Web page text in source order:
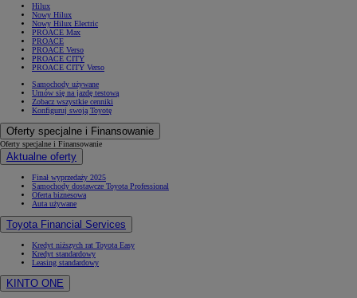
Hilux
Nowy Hilux
Nowy Hilux Electric
PROACE Max
PROACE
PROACE Verso
PROACE CITY
PROACE CITY Verso
Samochody używane
Umów się na jazdę testową
Zobacz wszystkie cenniki
Konfiguruj swoją Toyotę
Oferty specjalne i Finansowanie
Oferty specjalne i Finansowanie
Aktualne oferty
Finał wyprzedaży 2025
Samochody dostawcze Toyota Professional
Oferta biznesowa
Auta używane
Toyota Financial Services
Kredyt niższych rat Toyota Easy
Kredyt standardowy
Leasing standardowy
KINTO ONE